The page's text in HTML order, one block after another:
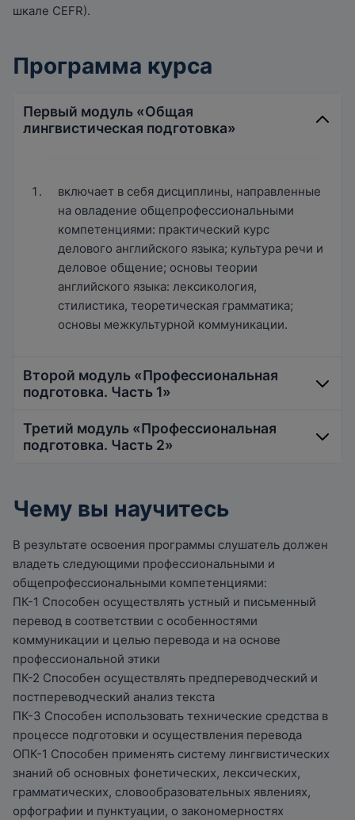
шкале CEFR).
Программа курса
Первый модуль «Общая
лингвистическая подготовка»
включает в себя дисциплины, направленные
на овладение общепрофессиональными
компетенциями: практический курс
делового английского языка; культура речи и
деловое общение; основы теории
английского языка: лексикология,
стилистика, теоретическая грамматика;
основы межкультурной коммуникации.
Второй модуль «Профессиональная
подготовка. Часть 1»
включает в себя в себя дисциплины,
профессиональными компетенциями:
языка; теория и практика перевода;
информационные и цифровые технологии в
переводе; практикум по устному переводу.
Третий модуль «Профессиональная
подготовка. Часть 2»
включает в себя в себя дисциплины,
общепрофессиональными и
профессиональными компетенциями:
практикум по переводу официально-деловой
документации; кросс-культурный
менеджмент и профессиональная этика
переводчика; мастерство публичных
выступлений на английском языке. По
завершении третьего модуля слушатели
проходят итоговую аттестацию – сдают
междисциплинарный экзамен.
Чему вы научитесь
В результате освоения программы слушатель должен
владеть следующими профессиональными и
общепрофессиональными компетенциями:
ПК-1 Способен осуществлять устный и письменный
перевод в соответствии с особенностями
коммуникации и целью перевода и на основе
профессиональной этики
ПК-2 Способен осуществлять предпереводческий и
постпереводческий анализ текста
ПК-3 Способен использовать технические средства в
процессе подготовки и осуществления перевода
ОПК-1 Способен применять систему лингвистических
знаний об основных фонетических, лексических,
грамматических, словообразовательных явлениях,
орфографии и пунктуации, о закономерностях